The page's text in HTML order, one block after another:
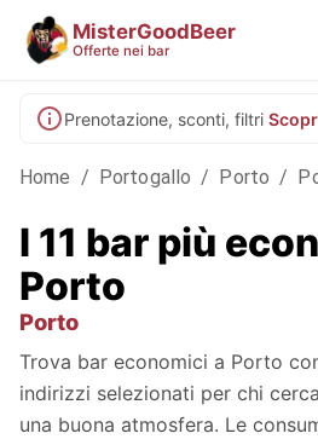
MisterGoodBeer
Offerte nei bar
Prenotazione, sconti, filtri
Home / Portogallo / Porto /
I 11 bar più
Porto
Porto
Trova bar economici a Porto
indirizzi selezionati per chi
una buona atmosfera. Le